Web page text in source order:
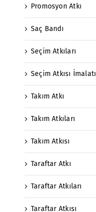
Promosyon Atkı
Saç Bandı
Seçim Atkıları
Seçim Atkısı İmalatı
Takım Atkı
Takım Atkıları
Takım Atkısı
Taraftar Atkı
Taraftar Atkıları
Taraftar Atkısı